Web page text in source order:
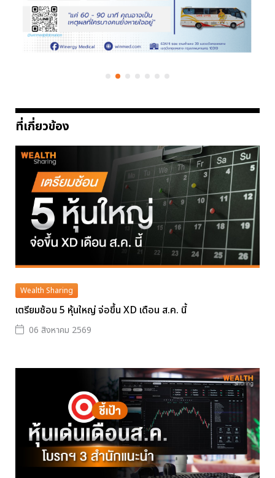
ที่เกี่ยวข้อง
Wealth Sharing
เตรียมช้อน 5 หุ้นใหญ่ จ่อขึ้น XD เดือน ส.ค. นี้
06 สิงหาคม 2569